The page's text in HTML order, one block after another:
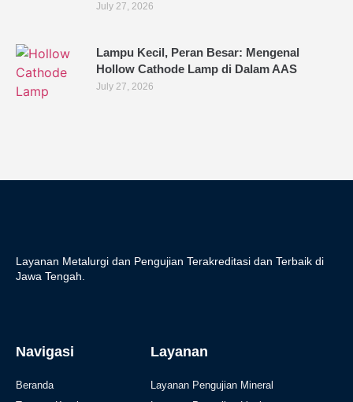
July 27, 2026
Lampu Kecil, Peran Besar: Mengenal
Hollow Cathode Lamp di Dalam AAS
July 27, 2026
Layanan Metalurgi dan Pengujian Terakreditasi dan Terbaik di
Jawa Tengah.
Navigasi
Beranda
Layanan
Layanan Pengujian Mineral